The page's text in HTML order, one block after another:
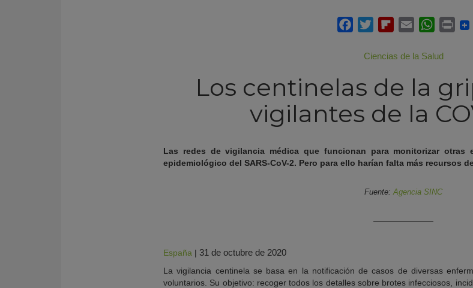
Ciencias de la Salud
Los centinelas de la
vigilantes de la
Las redes de vigilancia médica que funcionan para monitorizar otras
epidemiológico del SARS-CoV-2. Pero para ello harían falta más recursos
Fuente:Agencia SINC
España | 31 de octubre de 2020
La vigilancia centinela se basa en la notificación de casos de diversas
voluntarios. Su objetivo: recoger todos los detalles sobre brotes infecciosos,